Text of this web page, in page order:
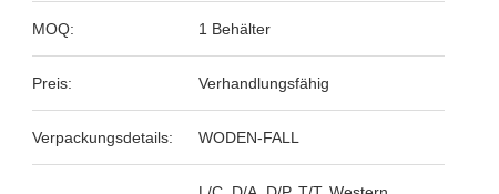
MOQ: 1 Behälter
Preis: Verhandlungsfähig
Verpackungsdetails: WODEN-FALL